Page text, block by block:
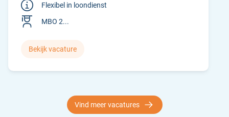
Flexibel in loondienst
MBO 2...
Bekijk vacature
Vind meer vacatures